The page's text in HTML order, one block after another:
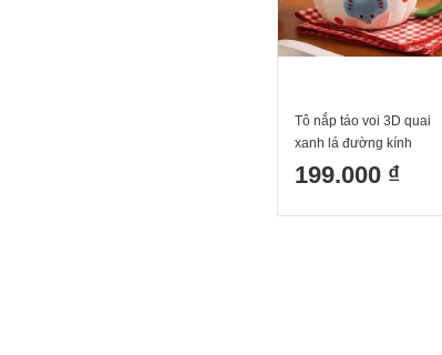
Tô nắp táo voi 3D quai
xanh lá đường kính
16.5cm cao 7.5cm cả nắp
12.5cm dung tích 750ml
199.000 ₫